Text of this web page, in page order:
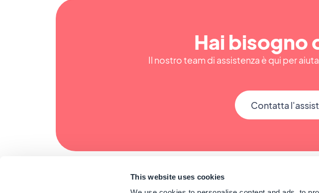
This website uses cookies
Hai bisogno
Il nostro team di assistenza è qui per
Contatta